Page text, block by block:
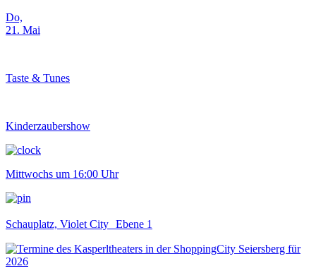
Do,
21. Mai
Taste & Tunes
Kinderzaubershow
Mittwochs um 16:00 Uhr
Schauplatz, Violet City Ebene 1